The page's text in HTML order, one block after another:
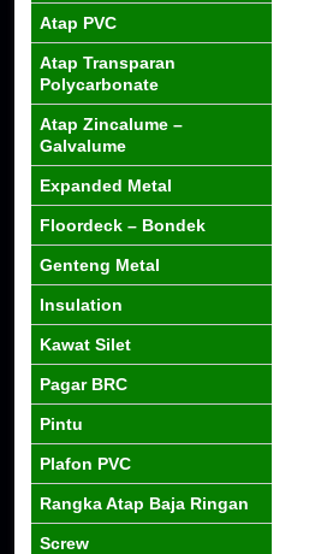
Atap PVC
Atap Transparan
Polycarbonate
Atap Zincalume –
Galvalume
Expanded Metal
Floordeck – Bondek
Genteng Metal
Insulation
Kawat Silet
Pagar BRC
Pintu
Plafon PVC
Rangka Atap Baja Ringan
Screw